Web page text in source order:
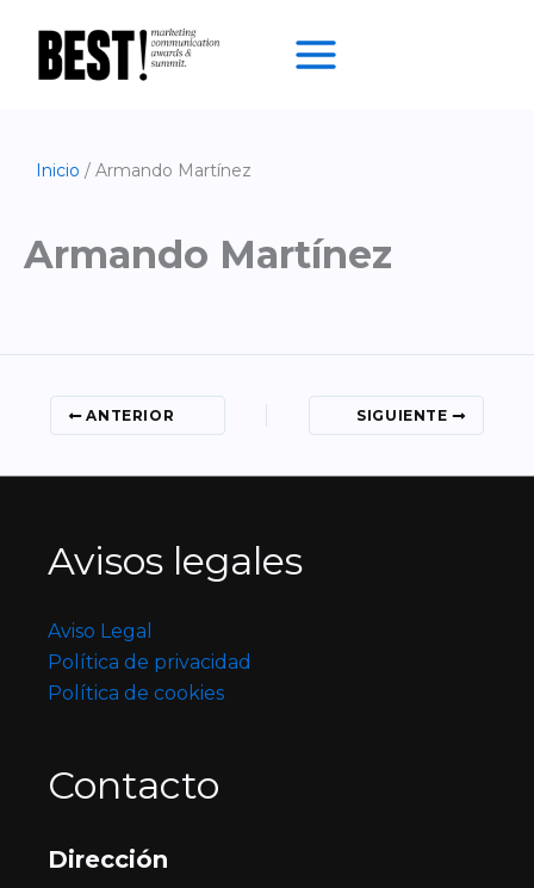
contenido
Inicio Armando Martínez
Armando Martínez
ANTERIOR SIGUIENTE
Avisos legales
Aviso Legal
Política de privacidad
Política de cookies
Contacto
Dirección